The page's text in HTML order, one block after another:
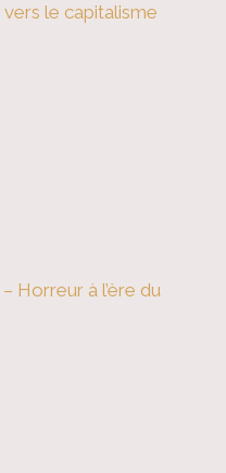
le capitalisme
Horreur à l’ère du